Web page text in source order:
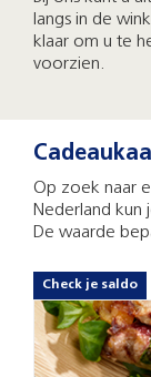
langs in de
klaar om u te
voorzien.
Op zoek naar
Nederland kun
De waarde
Check je saldo